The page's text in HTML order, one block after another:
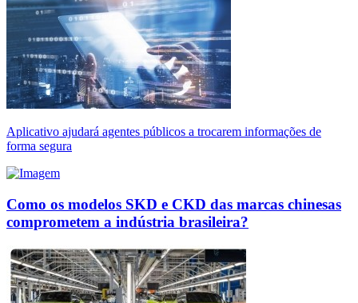
Aplicativo ajudará agentes públicos a trocarem informações de
forma segura
Como os modelos SKD e CKD das marcas chinesas
comprometem a indústria brasileira?